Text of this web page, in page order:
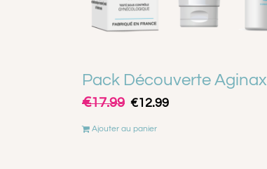
Pack Découverte Aginax
€17.99 Le
initial
€12.99Le
Ajouter au panier